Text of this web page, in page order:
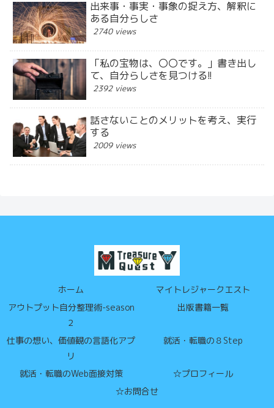
出来事・事実・事象の捉え方、解釈に
ある自分らしさ
2740 views
「私の宝物は、〇〇です。」書き出し
て、自分らしさを見つける!!
2392 views
話さないことのメリットを考え、実行
する
2009 views
ホーム
マイトレジャークエスト
アウトプット自分整理術-season
２
出版書籍一覧
仕事の想い、価値観の言語化アプ
リ
就活・転職の８Step
就活・転職のWeb面接対策
☆プロフィール
☆お問合せ